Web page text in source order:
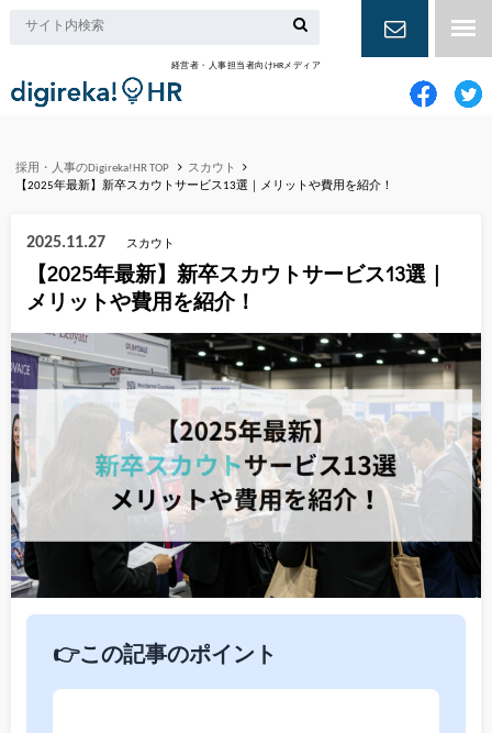
経営者・人事担当者向けHRメディア
お問い合
採用・人事のDigireka!HR TOP
スカウト
【2025年最新】新卒スカウトサービス13選｜メリットや費用を紹介！
2025.11.27 スカウト
【2025年最新】新卒スカウトサービス13選｜
メリットや費用を紹介！
👉この記事のポイント